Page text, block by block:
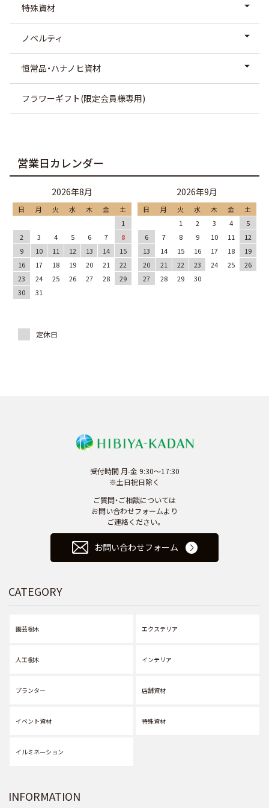
特殊資材
ノベルティ
恒常品・ハナノヒ資材
フラワーギフト(限定会員様専用)
営業日カレンダー
2026年8月
日 月 火 水 木 金
土
1
2
3 4 5 6 7
8
9
10 11 12 13 14
15
16
17 18 19 20 21
22
23
24 25 26 27 28
29
30
31
2026年9月
日 月 火 水 木 金
土
1
2 3 4
5
6
7 8 9 10 11
12
13
14 15 16 17 18
19
20
21 22 23 24 25
26
27
28 29 30
受付時間 月-金 9:30～17:30
※土日祝日除く
ご質問・ご相談については
お問い合わせフォームより
ご連絡ください。
お問い合わせフォーム
CATEGORY
園芸樹木
人工樹木
プランター
イベント資材
イルミネーション
エクステリア
インテリア
店舗資材
特殊資材
INFORMATION